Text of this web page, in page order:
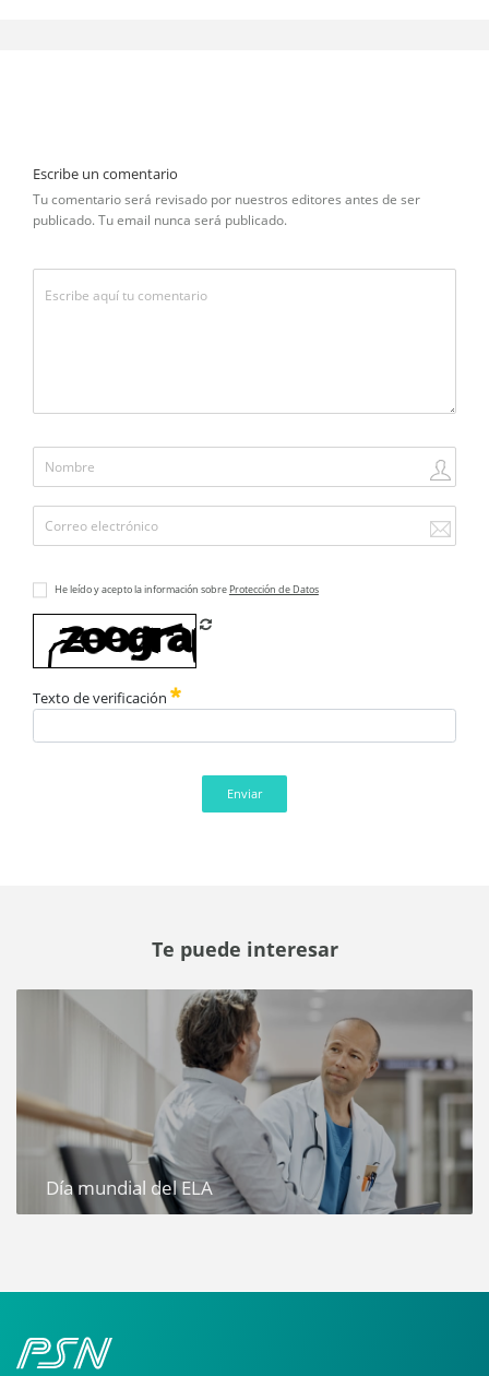
Escribe un comentario
Tu comentario será revisado por nuestros editores antes de ser
publicado. Tu email nunca será publicado.
He leído y acepto la información sobre Protección de Datos
Texto de verificación
Enviar
Te puede interesar
Día mundial del ELA